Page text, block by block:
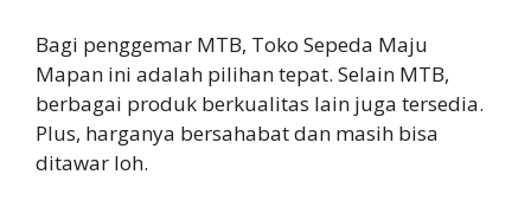
Bagi penggemar MTB, Toko Sepeda Maju
Mapan ini adalah pilihan tepat. Selain MTB,
berbagai produk berkualitas lain juga tersedia.
Plus, harganya bersahabat dan masih bisa
ditawar loh.